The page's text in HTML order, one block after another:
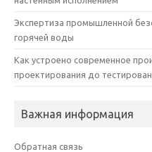
Экспертиза промышленной
горячей воды
Как устроено современное
проектирования до
Важная информация
Обратная связь